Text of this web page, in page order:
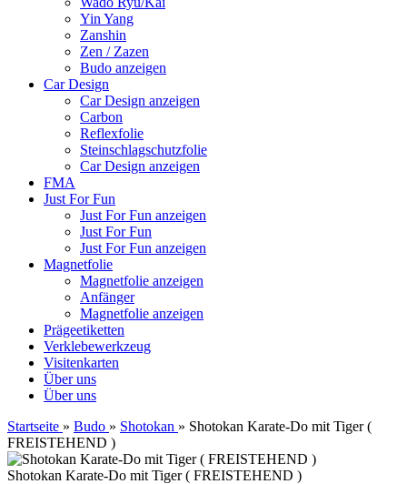
Yin Yang
Zanshin
Zen / Zazen
Budo anzeigen
Car Design
Car Design anzeigen
Carbon
Reflexfolie
Steinschlagschutzfolie
Car Design anzeigen
FMA
Just For Fun
Just For Fun anzeigen
Just For Fun
Just For Fun anzeigen
Magnetfolie
Magnetfolie anzeigen
Anfänger
Magnetfolie anzeigen
Prägeetiketten
Verklebewerkzeug
Visitenkarten
Über uns
Über uns
Startseite » Budo » Shotokan » Shotokan Karate-Do mit Tiger (
FREISTEHEND )
Shotokan Karate-Do mit Tiger ( FREISTEHEND )